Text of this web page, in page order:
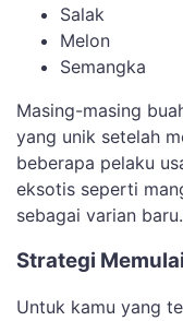
Salak
Melon
Semangka
Masing-masing
yang unik setelah
beberapa pelaku
eksotis seperti
sebagai varian baru.
Strategi
Untuk kamu yang